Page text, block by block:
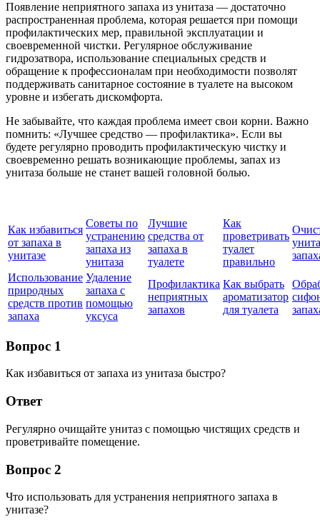
Появление неприятного запаха из унитаза — достаточно
распространенная проблема, которая решается при помощи
профилактических мер, правильной эксплуатации и
своевременной чистки. Регулярное обслуживание
гидрозатвора, использование специальных средств и
обращение к профессионалам при необходимости позволят
поддерживать санитарное состояние в туалете на высоком
уровне и избегать дискомфорта.
Не забывайте, что каждая проблема имеет свои корни. Важно
помнить: «Лучшее средство — профилактика». Если вы
будете регулярно проводить профилактическую чистку и
своевременно решать возникающие проблемы, запах из
унитаза больше не станет вашей головной болью.
Как избавиться
от запаха в
унитазе
Советы по
устранению
запаха из
унитаза
Лучшие
средства от
запаха в
туалете
Как
проветривать
туалет
правильно
Использование
природных
средств против
запаха
Удаление
запаха с
помощью
уксуса
Профилактика
неприятных
запахов
Как выбрать
ароматизатор
для туалета
Вопрос 1
Как избавиться от запаха из унитаза быстро?
Ответ
Регулярно очищайте унитаз с помощью чистящих средств и
проветривайте помещение.
Вопрос 2
Что использовать для устранения неприятного запаха в
унитазе?